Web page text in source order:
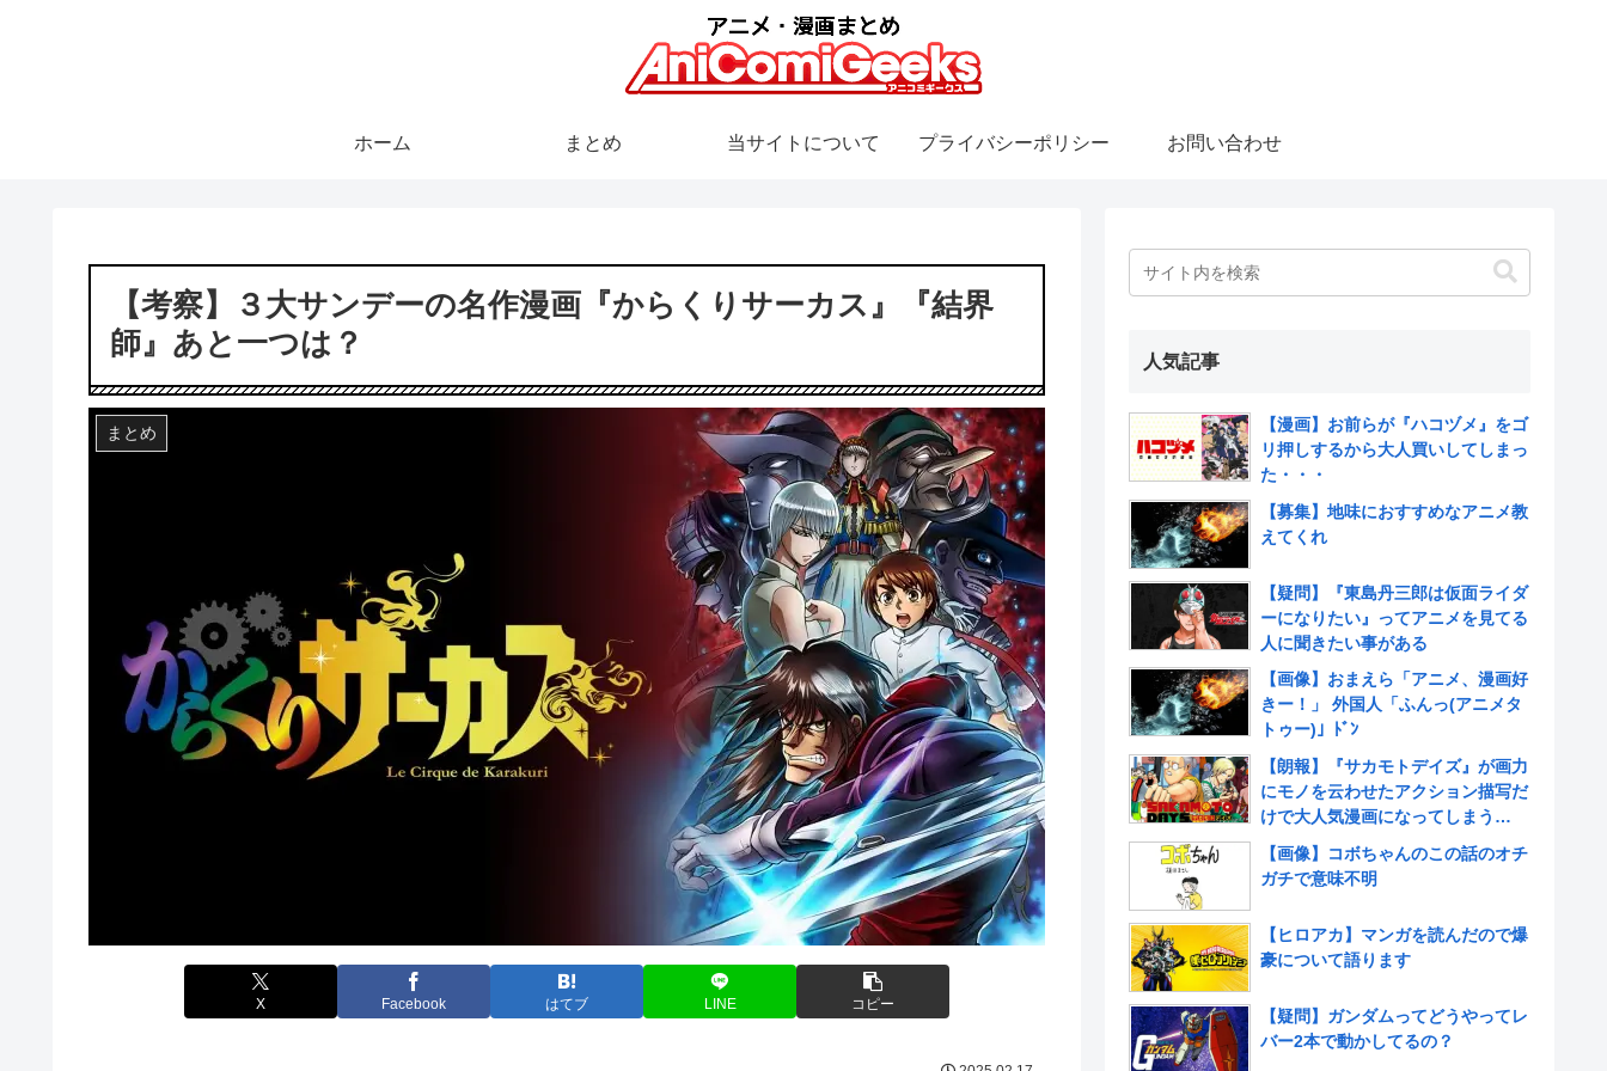
ホーム まとめ 当サイトについて プライバシーポリシー お問い合わせ
【考察】３大サンデーの名作漫画『からくりサーカス』『結界
師』あと一つは？
まとめ
X Facebook はてブ LINE コピー
人気記事
【漫画】お前らが『ハコヅメ』をゴ
リ押しするから大人買いしてしまっ
た・・・
【募集】地味におすすめなアニメ教
えてくれ
【疑問】『東島丹三郎は仮面ライダ
ーになりたい』ってアニメを見てる
人に聞きたい事がある
【画像】おまえら「アニメ、漫画好
きー！」 外国人「ふんっ(アニメタ
トゥー)」ﾄﾞﾝ
【朗報】『サカモトデイズ』が画力
にモノを云わせたアクション描写だ
けで大人気漫画になってしまう
www
【画像】コボちゃんのこの話のオチ
ガチで意味不明
【ヒロアカ】マンガを読んだので爆
豪について語ります
【疑問】ガンダムってどうやってレ
バー2本で動かしてるの？